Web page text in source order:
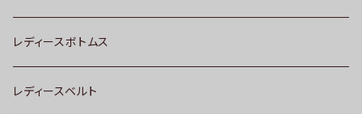
レディースボトムス
レディースベルト